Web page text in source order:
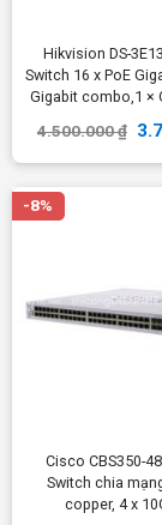
Hikvision DS-
Switch 16 x PoE
Gigabit combo,1 ×
4.500.000₫
-8%
Cisco CBS350-
Switch chia
copper, 4